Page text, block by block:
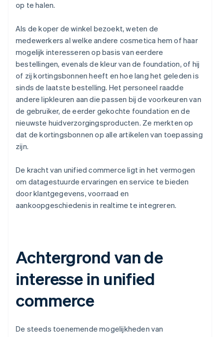
op te halen.
Als de koper de winkel bezoekt, weten de
medewerkers al welke andere cosmetica hem of haar
mogelijk interesseren op basis van eerdere
bestellingen, evenals de kleur van de foundation, of hij
of zij kortingsbonnen heeft en hoe lang het geleden is
sinds de laatste bestelling. Het personeel raadde
andere lipkleuren aan die passen bij de voorkeuren van
de gebruiker, de eerder gekochte foundation en de
nieuwste huidverzorgingsproducten. Ze merkten op
dat de kortingsbonnen op alle artikelen van toepassing
zijn.
De kracht van unified commerce ligt in het vermogen
om datagestuurde ervaringen en service te bieden
door klantgegevens, voorraad en
aankoopgeschiedenis in realtime te integreren.
Achtergrond van de
interesse in unified
commerce
De steeds toenemende mogelijkheden van